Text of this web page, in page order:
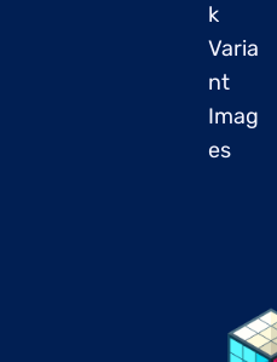
k
Varia
nt
Imag
es